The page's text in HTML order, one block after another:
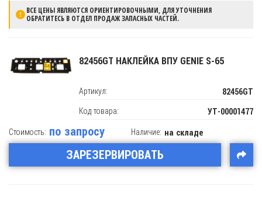
ВСЕ ЦЕНЫ ЯВЛЯЮТСЯ ОРИЕНТИРОВОЧНЫМИ, ДЛЯ УТОЧНЕНИЯ
ОБРАТИТЕСЬ В ОТДЕЛ ПРОДАЖ ЗАПАСНЫХ ЧАСТЕЙ.
82456GT НАКЛЕЙКА ВПУ GENIE S-65
Артикул: 82456GT
Код товара: УТ-00001477
Стоимость: по запросу
ЗАРЕЗЕРВИРОВАТЬ
Наличие: на складе